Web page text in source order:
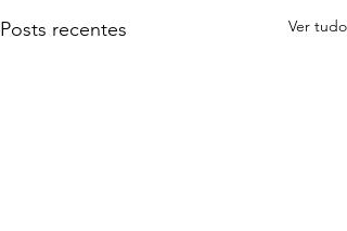
Posts recentes Ver tudo